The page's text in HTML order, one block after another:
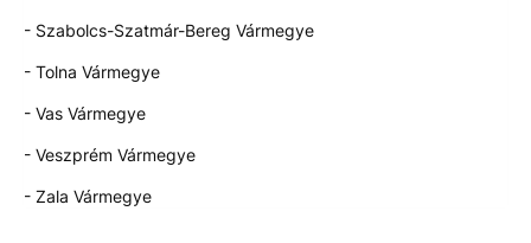
- Szabolcs-Szatmár-Bereg Vármegye
- Tolna Vármegye
- Vas Vármegye
- Veszprém Vármegye
- Zala Vármegye